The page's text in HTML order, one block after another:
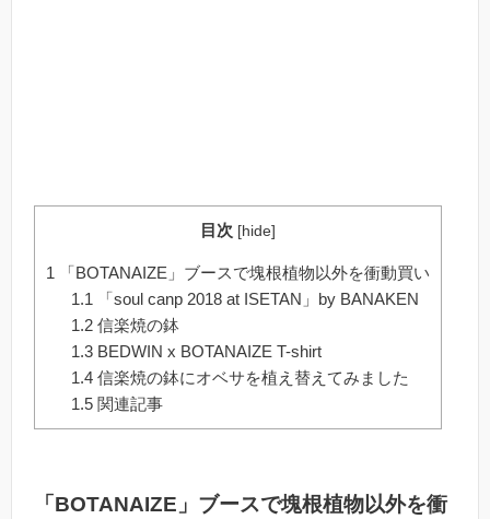
目次 [hide]
1 「BOTANAIZE」ブースで塊根植物以外を衝動買い
1.1 「soul canp 2018 at ISETAN」by BANAKEN
1.2信楽焼の鉢
1.3BEDWIN x BOTANAIZE T-shirt
1.4信楽焼の鉢にオベサを植え替えてみました
1.5関連記事
「BOTANAIZE」ブースで塊根植物以外を衝